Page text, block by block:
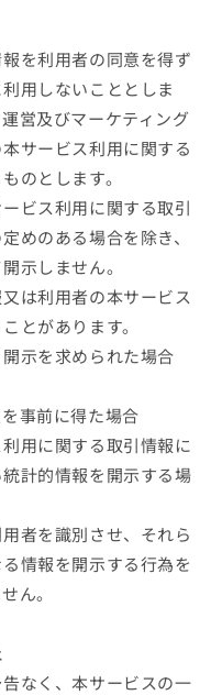
を利用者の同意を得ず
用しないこととしま
営及びマーケティング
サービス利用に関する
のとします。
ビス利用に関する取引
めのある場合を除き、
示しません。
は利用者の本サービス
とがあります。
示を求められた場合
事前に得た場合
用に関する取引情報に
計的情報を開示する場
者を識別させ、それら
情報を開示する行為を
ん。
なく、本サービスの一